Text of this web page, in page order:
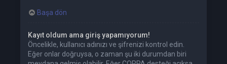
Başa dön
Kayıt oldum ama giriş yapamıyorum!
Öncelikle, kullanıcı adınızı ve şifrenizi kontrol edin.
Eğer onlar doğruysa, o zaman şu iki durumdan biri